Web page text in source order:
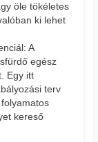
öle tökéletes
ki lehet
A
egész
Egy itt
terv
kereső